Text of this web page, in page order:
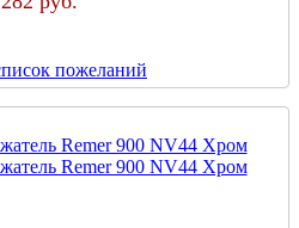
пожеланий